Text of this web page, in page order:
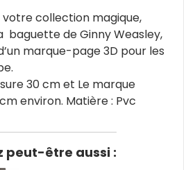
collection magique,
baguette de Ginny Weasley,
marque-page 3D pour les
30 cm et Le marque
environ. Matière : Pvc
peut-être aussi :